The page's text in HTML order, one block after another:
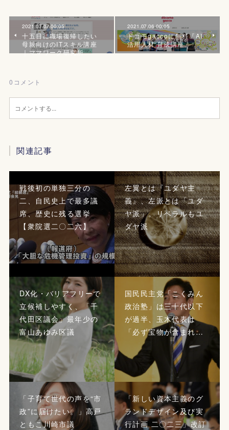
2021.07.07 00:05
十五日に職場復帰したい
母親向けのITスキル講座
｜ママワーク研究所
2021.07.06 00:05
ドコモgaccoに無料『AI
活用人材 育成講座』
0 コメント
関連記事
戦後初の単独三分の
二、自民史上で最多議
席、歴史に残る選挙
【衆院選二〇二六】
左翼とは『ユダヤ主
義』、左派とは「ユダ
ヤ派」。リベラルもユ
ダヤ派
DX化・バリアフリーで
立候補しやすく、「千
代田区議会」最年少の
富山あゆみ区議
国民民主党「こくみん
政治塾」は三十代以下
が過半、玉木代表は
「必ず宝物が含まれ…
「子育て世代の声を“市
政”に届けたい。」高戸
ともこ川崎市議
「新しい資本主義のグ
ランドデザイン及び実
行計画 二〇二三」改訂